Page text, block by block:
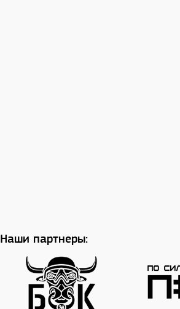
Наши партнеры: